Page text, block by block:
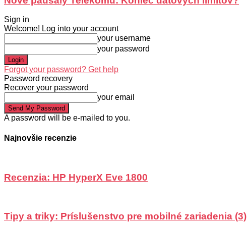
Sign in
Welcome! Log into your account
your username
your password
Forgot your password? Get help
Password recovery
Recover your password
your email
A password will be e-mailed to you.
Najnovšie recenzie
Recenzia: HP HyperX Eve 1800
Tipy a triky: Príslušenstvo pre mobilné zariadenia (3)